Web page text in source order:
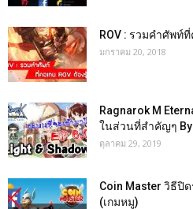
ROV : รวมคำศัพท์ที่
มกราคม 20, 2018
Ragnarok M
ในส่วนที่สำคัญๆ By
ตุลาคม 29, 2019
Coin Master วิธีปิ
(เกมหมู)